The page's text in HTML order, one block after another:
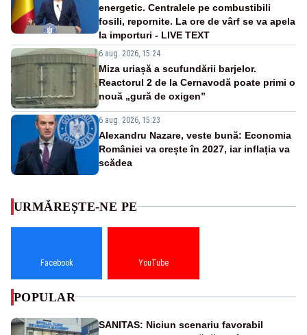
energetic. Centralele pe combustibili
fosili, repornite. La ore de vârf se va apela
la importuri - LIVE TEXT
6 aug. 2026, 15:24
Miza uriașă a scufundării barjelor.
Reactorul 2 de la Cernavodă poate primi o
nouă „gură de oxigen”
6 aug. 2026, 15:23
Alexandru Nazare, veste bună: Economia
României va crește în 2027, iar inflația va
scădea
URMĂREȘTE-NE PE
Facebook YouTube
POPULAR
SANITAS: Niciun scenariu favorabil